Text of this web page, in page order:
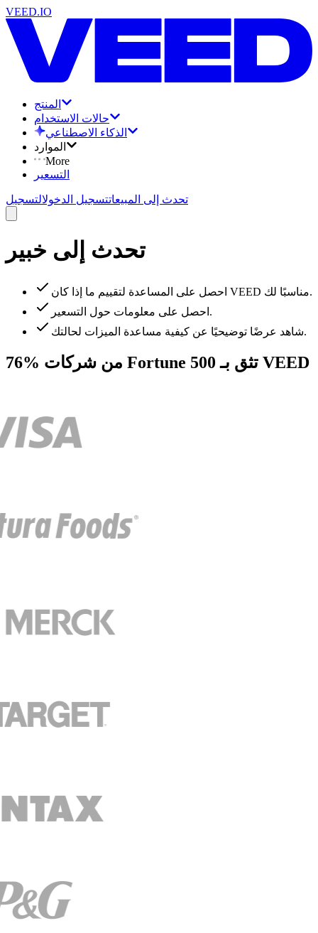
VEED.IO
المنتج
حالات الاستخدام
الذكاء الاصطناعي
الموارد
More
التسعير
تحدث إلى المبيعاتتسجيل الدخولالتسجيل
تحدث إلى خبير
احصل على المساعدة لتقييم ما إذا كان VEED مناسبًا لك.
احصل على معلومات حول التسعير.
شاهد عرضًا توضيحيًا عن كيفية مساعدة الميزات لحالتك.
76% من شركات Fortune 500 تثق بـ VEED